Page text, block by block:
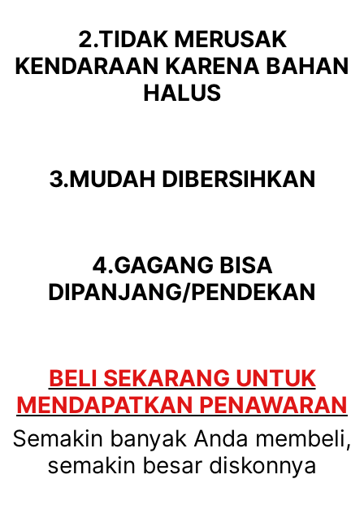
2.TIDAK MERUSAK
KENDARAAN KARENA BAHAN
HALUS
3.MUDAH DIBERSIHKAN
4.GAGANG BISA
DIPANJANG/PENDEKAN
BELI SEKARANG UNTUK
MENDAPATKAN PENAWARAN
Semakin banyak Anda membeli,
semakin besar diskonnya